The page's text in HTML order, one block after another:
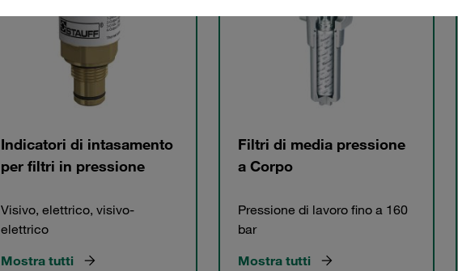
Indicatori di intasamento
per filtri in pressione
Visivo, elettrico, visivo-
elettrico
Mostra tutti
Filtri di media pressione
a Corpo
Pressione di lavoro fino a 160
bar
Mostra tutti